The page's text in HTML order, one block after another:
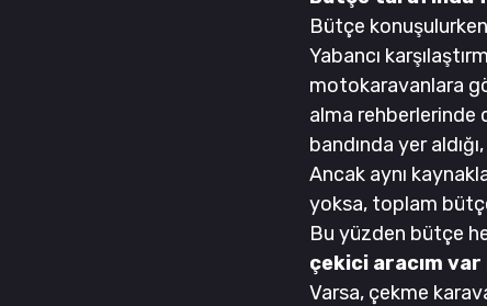
Bütçe
Yabancı
motokaravanlara
alma rehberlerinde
bandında yer
Ancak aynı
yoksa, toplam
Bu yüzden bütçe
çekici aracım var
Varsa, çekme